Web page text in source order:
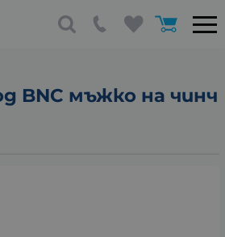
BNC мъжко на чинч